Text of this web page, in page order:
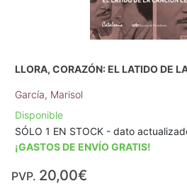
LLORA, CORAZÓN: EL LATIDO DE
García, Marisol
Disponible
SÓLO 1 EN STOCK - dato
¡GASTOS DE ENVÍO GRATIS!
PVP. 20,00€